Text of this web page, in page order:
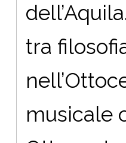
tra
musicale